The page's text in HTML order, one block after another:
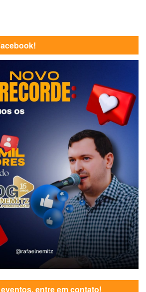
entre em contato!